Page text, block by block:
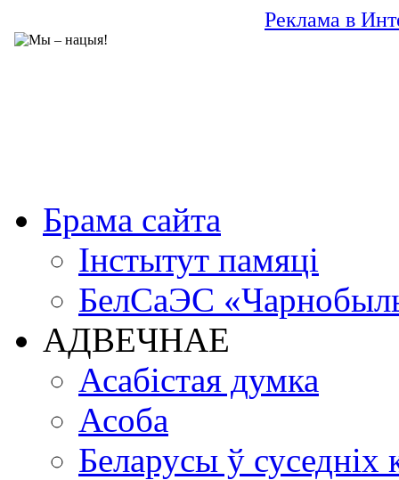
Реклама в
Брама сайта
Інстытут памяці
БелСаЭС
АДВЕЧНАЕ
Асабістая думка
Асоба
Беларусы ў суседніх